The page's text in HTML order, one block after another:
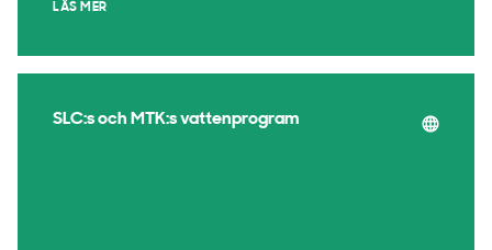
LÄS MER
SLC:s och MTK:s vattenprogram